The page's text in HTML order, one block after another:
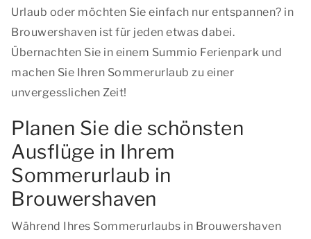
Urlaub oder möchten Sie einfach nur entspannen? in
Brouwershaven ist für jeden etwas dabei.
Übernachten Sie in einem Summio Ferienpark und
machen Sie Ihren Sommerurlaub zu einer
unvergesslichen Zeit!
Planen Sie die schönsten
Ausflüge in Ihrem
Sommerurlaub in
Brouwershaven
Während Ihres Sommerurlaubs in Brouwershaven